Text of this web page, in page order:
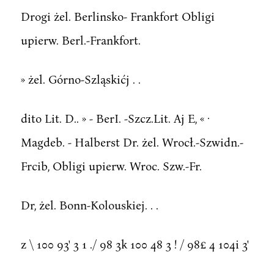
Drogi żel. Berlinsko- Frankfort Obligi
upierw. Berl.-Frankfort.
» żel. Górno-Szląskićj . .
dito Lit. D.. » - BerI. -Szcz.Lit. Aj E, « ·
Magdeb. - Halberst Dr. żel. Wrocł.-Szwidn.-
Frcib, Obligi upierw. Wroc. Szw.-Fr.
Dr, żel. Bonn-Kolouskiej. . .
z \ 100 93' 3 1 ./ 98 3k 100 48 3 ! / 98£ 4 104i 3'